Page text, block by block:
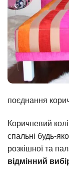
поєднання
Коричневий
спальні будь-
розкішної та
відмінний